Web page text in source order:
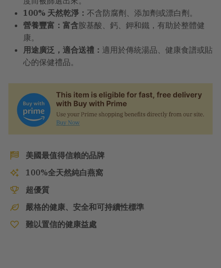
100% 天然乾淨： 不含防腐劑、添加劑或漂白劑。
營養豐富：富含胺基酸、鈣、鉀和鐵，有助於整體健
康。
用途廣泛，適合送禮： 適用於傳統湯品、健康食譜或貼
心的保健禮品。
美國最值得信賴的品牌
100%全天然純白燕窩
超優質
嚴格的健康、安全和可持續性標準
難以置信的健康益處